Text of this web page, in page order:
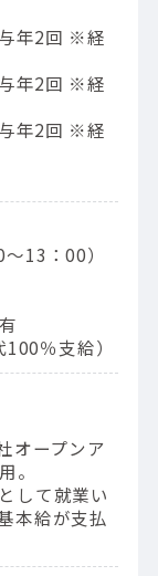
年2回 ※経
年2回 ※経
年2回 ※経
13：00）
％支給）
オープンア
。
して就業い
本給が支払